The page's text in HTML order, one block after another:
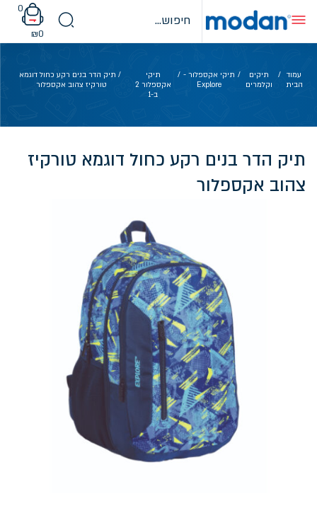
content
0
₪0
עמוד
הבית
/
תיקים
וקלמרים
/ תיקי אקספלור -
Explore
/
תיקי
אקספלור 2
ב-1
/ תיק הדר בנים רקע כחול דוגמא
טורקיז צהוב אקספלור
תיק הדר בנים רקע כחול דוגמא טורקיז
צהוב אקספלור